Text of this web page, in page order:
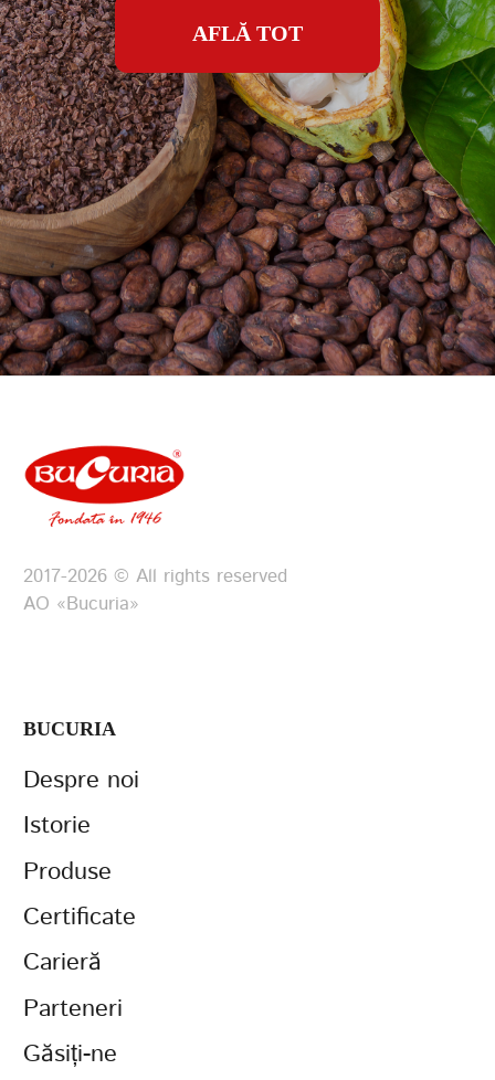
AFLĂ TOT
2017-2026 © All rights reserved
АО «Bucuria»
BUCURIA
Despre noi
Istorie
Produse
Certificate
Carieră
Parteneri
Găsiți-ne